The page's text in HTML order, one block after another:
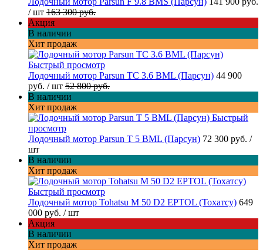
/ шт 163 300 руб.
Акция
В наличии
Хит продаж
Быстрый просмотр
Лодочный мотор Parsun TC 3.6 BML (Парсун) 44 900
руб. / шт 52 800 руб.
В наличии
Хит продаж
Быстрый
просмотр
Лодочный мотор Parsun T 5 BML (Парсун) 72 300 руб. /
шт
В наличии
Хит продаж
Быстрый просмотр
Лодочный мотор Tohatsu M 50 D2 EPTOL (Тохатсу) 649
000 руб. / шт
Акция
В наличии
Хит продаж